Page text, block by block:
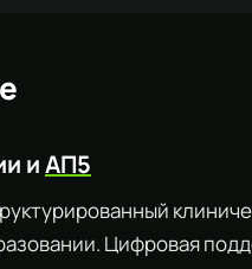
иАП5
Цифровая